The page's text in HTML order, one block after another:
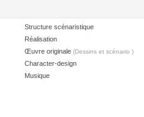
Structure scénaristique
Réalisation
Œuvre originale (Dessins et scénario )
Character-design
Musique